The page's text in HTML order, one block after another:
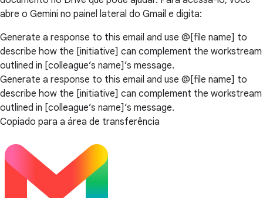
abre o Gemini no painel lateral do Gmail e digita:
Generate a response to this email and use @[file name] to
describe how the [initiative] can complement the workstream
outlined in [colleague’s name]’s message.
Generate a response to this email and use @[file name] to
describe how the [initiative] can complement the workstream
outlined in [colleague’s name]’s message.
Copiado para a área de transferência